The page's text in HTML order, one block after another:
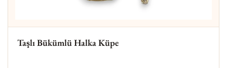
Taşlı Bükümlü Halka Küpe